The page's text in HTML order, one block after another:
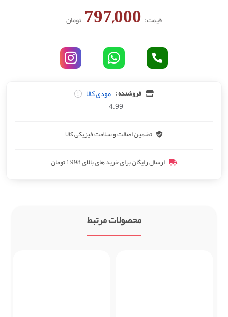
قیمت:
تومان
فروشنده : مودی کالا
4.99
تضمین اصالت و سلامت فیزیکی کالا
ارسال رایگان برای خرید های بالای 1,998 تومان
محصولات مرتبط